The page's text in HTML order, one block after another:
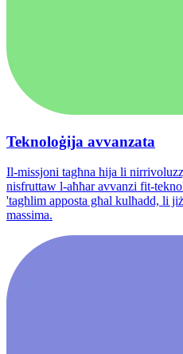
Teknoloġija avvanzata
Il-missjoni tagħna hija li
nisfruttaw l-aħħar avvanzi fit-
'tagħlim apposta għal kulħadd, li
massima.